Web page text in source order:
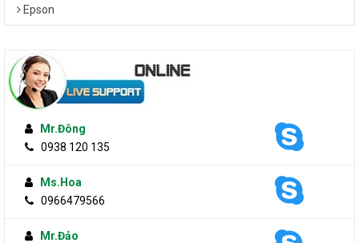
Epson
Mr.Đông
0938 120 135
Ms.Hoa
0966479566
Mr.Đảo